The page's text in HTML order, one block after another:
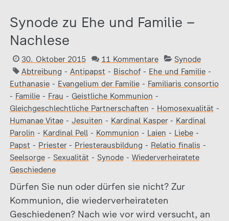
Synode zu Ehe und Familie –
Nachlese
30. Oktober 2015 11 Kommentare
Synode
Abtreibung - Antipapst - Bischof- Ehe und Familie-
Euthanasie- Evangelium der Familie- Familiaris consortio
- Familie- Frau - Geistliche Kommunion -
Gleichgeschlechtliche Partnerschaften - Homosexualität -
Humanae Vitae- Jesuiten - Kardinal Kasper- Kardinal
Parolin - Kardinal Pell- Kommunion - Laien - Liebe-
Papst - Priester- Priesterausbildung - Relatio finalis -
Seelsorge- Sexualität - Synode- Wiederverheiratete
Geschiedene
Dürfen Sie nun oder dürfen sie nicht? Zur
Kommunion, die wiederverheirateten
Geschiedenen? Nach wie vor wird versucht, an